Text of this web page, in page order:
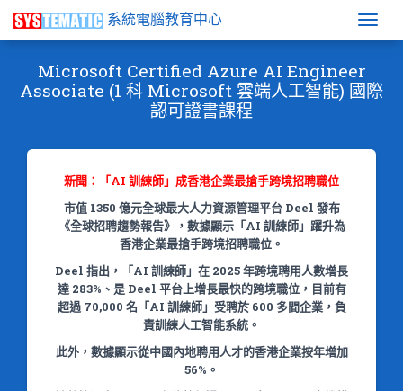
系統電腦教育中心
Microsoft Certified Azure AI Engineer
Associate (1 科 Microsoft 雲端人工智能) 國際
認可證書課程
新聞：「AI 訓練師」成香港企業最搶手跨境招聘職位
市值 1350 億元全球最大人力資源管理平台 Deel 發布
《全球招聘趨勢報告》，數據顯示「AI 訓練師」躍升為
香港企業最搶手跨境招聘職位。
Deel 指出，「AI 訓練師」在 2025 年跨境聘用人數增長
達 283%、是 Deel 平台上增長最快的跨境職位，目前有
超過 70,000 名「AI 訓練師」受聘於 600 多間企業，負
責訓練人工智能系統。
此外，數據顯示從中國內地聘用人才的香港企業按年增加
56%。